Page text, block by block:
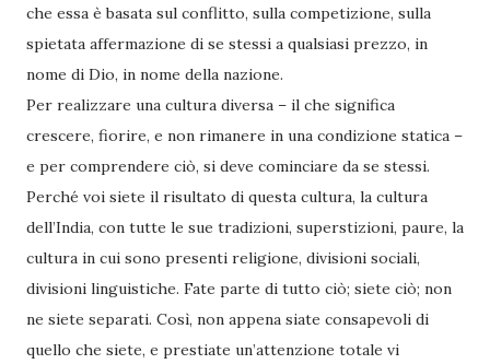
che essa è basata sul conflitto, sulla competi­zione, sulla
spietata affermazione di se stessi a qualsiasi prezzo, in
nome di Dio, in nome della nazione.
Per realizzare una cultura diversa – il che significa
crescere, fiorire, e non rimanere in una condizione statica –
e per comprendere ciò, si deve cominciare da se stessi.
Perché voi siete il risultato di questa cultura, la cultura
dell’India, con tutte le sue tradizioni, superstizioni, paure, la
cultura in cui sono presenti religione, divisioni sociali,
divisioni linguistiche. Fate parte di tutto ciò; siete ciò; non
ne siete separati. Così, non appena siate consapevoli di
quello che siete, e prestiate un’attenzione totale vi